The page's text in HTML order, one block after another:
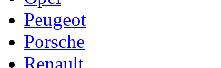
Peugeot
Porsche
Renault